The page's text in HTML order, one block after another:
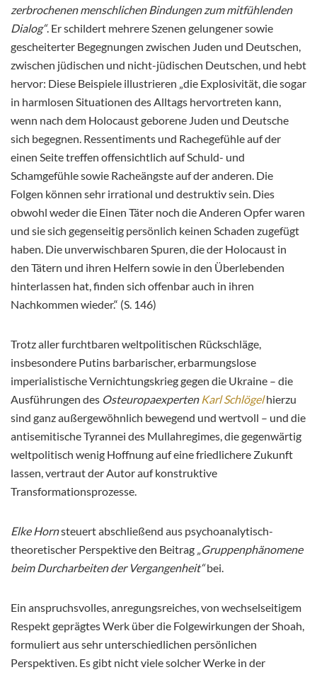
zerbrochenen menschlichen Bindungen zum mitfühlenden
Dialog“. Er schildert mehrere Szenen gelungener sowie
gescheiterter Begegnungen zwischen Juden und Deutschen,
zwischen jüdischen und nicht-jüdischen Deutschen, und hebt
hervor: Diese Beispiele illustrieren „die Explosivität, die sogar
in harmlosen Situationen des Alltags hervortreten kann,
wenn nach dem Holocaust geborene Juden und Deutsche
sich begegnen. Ressentiments und Rachegefühle auf der
einen Seite treffen offensichtlich auf Schuld- und
Schamgefühle sowie Racheängste auf der anderen. Die
Folgen können sehr irrational und destruktiv sein. Dies
obwohl weder die Einen Täter noch die Anderen Opfer waren
und sie sich gegenseitig persönlich keinen Schaden zugefügt
haben. Die unverwischbaren Spuren, die der Holocaust in
den Tätern und ihren Helfern sowie in den Überlebenden
hinterlassen hat, finden sich offenbar auch in ihren
Nachkommen wieder.“ (S. 146)
Trotz aller furchtbaren weltpolitischen Rückschläge,
insbesondere Putins barbarischer, erbarmungslose
imperialistische Vernichtungskrieg gegen die Ukraine – die
Ausführungen des Osteuropaexperten Karl Schlögelhierzu
sind ganz außergewöhnlich bewegend und wertvoll – und die
antisemitische Tyrannei des Mullahregimes, die gegenwärtig
weltpolitisch wenig Hoffnung auf eine friedlichere Zukunft
lassen, vertraut der Autor auf konstruktive
Transformationsprozesse.
Elke Hornsteuert abschließend aus psychoanalytisch-
theoretischer Perspektive den Beitrag „Gruppenphänomene
beim Durcharbeiten der Vergangenheit“bei.
Ein anspruchsvolles, anregungsreiches, von wechselseitigem
Respekt geprägtes Werk über die Folgewirkungen der Shoah,
formuliert aus sehr unterschiedlichen persönlichen
Perspektiven. Es gibt nicht viele solcher Werke in der